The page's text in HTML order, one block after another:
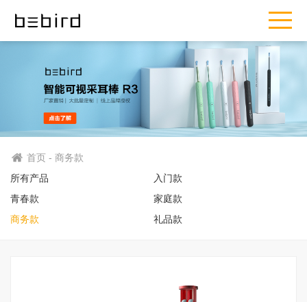
首页 - 商务款
所有产品
入门款
青春款
家庭款
商务款
礼品款